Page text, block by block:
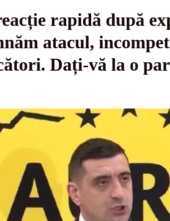
rapidă după
atacul,
Dați-vă la o